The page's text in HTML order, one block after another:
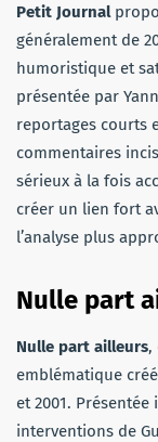
Petit Journal
généralement de
humoristique et
présentée par
reportages courts
commentaires
sérieux à la fois
créer un lien fort
l’analyse plus
Nulle part
Nulle part ailleurs,
emblématique
et 2001.
interventions de